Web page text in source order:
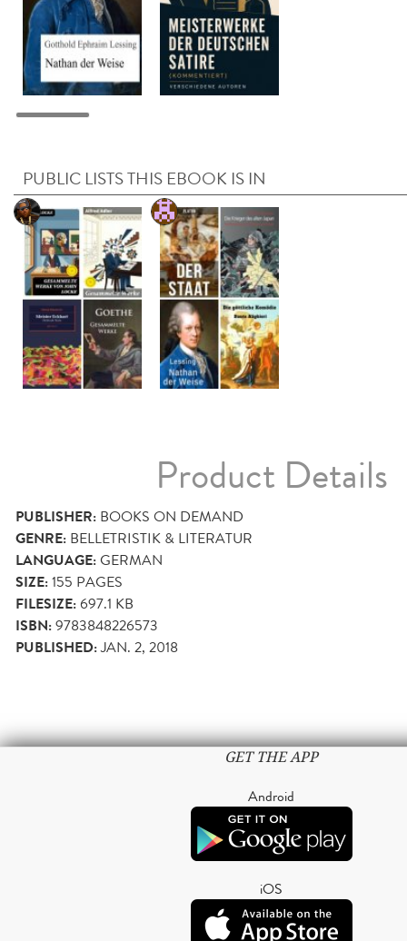
PUBLIC LISTS THIS EBOOK IS IN
Product Details
PUBLISHER: BOOKS ON DEMAND
GENRE: BELLETRISTIK & LITERATUR
LANGUAGE:GERMAN
SIZE:155 PAGES
FILESIZE:697.1 KB
ISBN:9783848226573
PUBLISHED:JAN. 2, 2018
GET THE APP
Android
iOS